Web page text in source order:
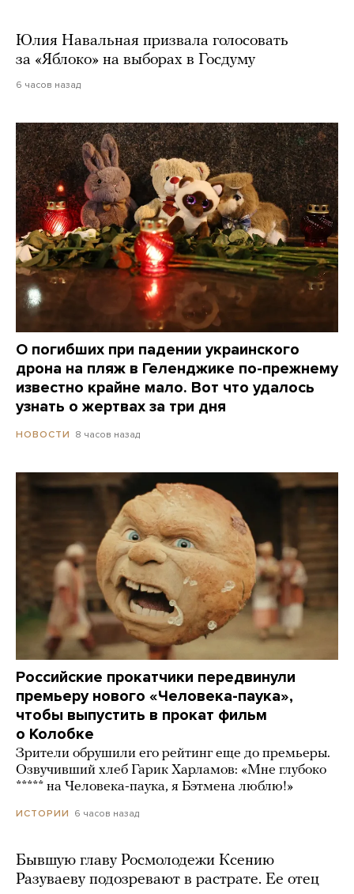
Юлия Навальная призвала голосовать
за «Яблоко» на выборах в Госдуму
6 часов назад
О погибших при падении украинского
дрона на пляж в Геленджике по-прежнему
известно крайне мало. Вот что удалось
узнать о жертвах за три дня
НОВОСТИ 8 часов назад
Российские прокатчики передвинули
премьеру нового «Человека-паука»,
чтобы выпустить в прокат фильм
о Колобке
Зрители обрушили его рейтинг еще до премьеры.
Озвучивший хлеб Гарик Харламов: «Мне глубоко
***** на Человека-паука, я Бэтмена люблю!»
ИСТОРИИ 6 часов назад
Бывшую главу Росмолодежи Ксению
Разуваеву подозревают в растрате. Ее отец